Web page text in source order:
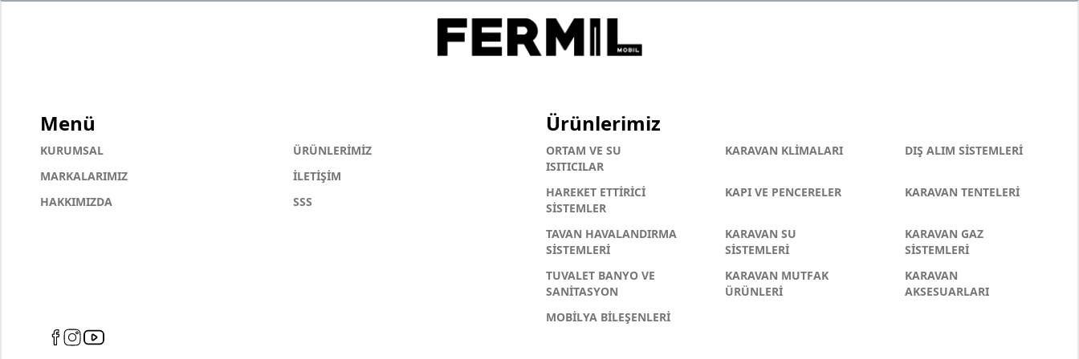
Menü
KURUMSAL
ÜRÜNLERİMİZ
MARKALARIMIZ
İLETİŞİM
HAKKIMIZDA
SSS
Ürünlerimiz
ORTAM VE SU
ISITICILAR
KARAVAN KLİMALARI DIŞ ALIM SİSTEMLERİ
HAREKET ETTİRİCİ
SİSTEMLER
KAPI VE PENCERELER KARAVAN TENTELERİ
TAVAN HAVALANDIRMA
SİSTEMLERİ
KARAVAN SU
SİSTEMLERİ
KARAVAN GAZ
SİSTEMLERİ
TUVALET BANYO VE
SANİTASYON
KARAVAN MUTFAK
ÜRÜNLERİ
KARAVAN
AKSESUARLARI
MOBİLYA BİLEŞENLERİ